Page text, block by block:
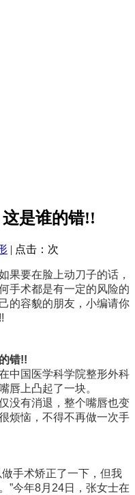
是谁的错!!
| 点击： 次
果要在脸上动刀子的话，
手术都是有一定的风险的
的容貌的朋友，小编请你
错!!
中国医学科学院整形外科
唇上凸起了一块。
没有消退，整个嘴唇也变
烦恼，不得不再做一次手
手术矫正了一下，但我
”今年8月24日，张女士在